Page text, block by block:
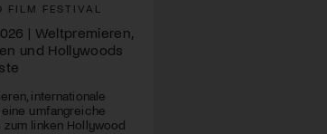
FILM FESTIVAL
| Weltpremieren,
und Hollywoods
internationale
umfangreiche
linken Hollywood